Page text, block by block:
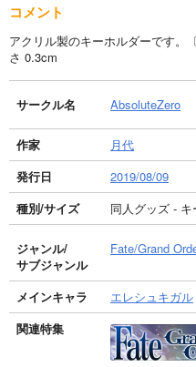
コメント
アクリル製のキーホルダーです。
さ 0.3cm
サークル名 AbsoluteZero
作家
月代
発行日
2019/08/09
種別/サイズ
同人グッズ -
ジャンル/
サブジャンル
Fate/Grand
メインキャラ
エレシュキガル
関連特集